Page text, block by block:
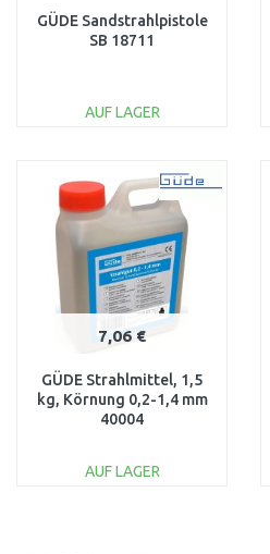
GÜDE Sandstrahlpistole
SB 18711
AUF LAGER
Vergleichen
7,06 €
GÜDE Strahlmittel, 1,5
kg, Körnung 0,2-1,4 mm
40004
AUF LAGER